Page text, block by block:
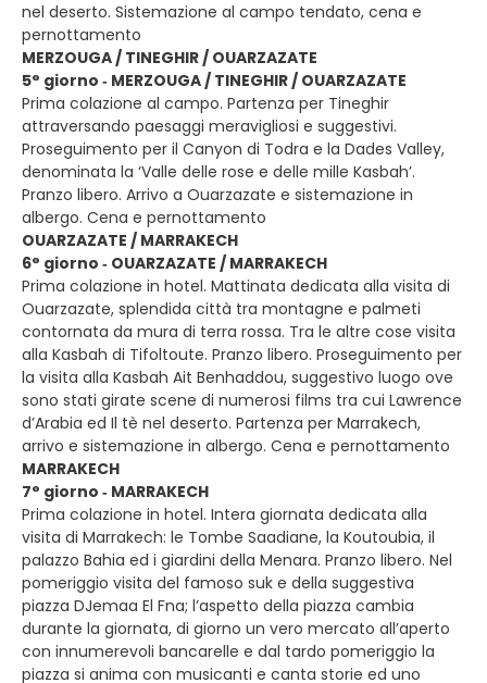
nel deserto. Sistemazione al campo tendato, cena e
pernottamento
MERZOUGA / TINEGHIR / OUARZAZATE
5° giorno ‐ MERZOUGA / TINEGHIR / OUARZAZATE
Prima colazione al campo. Partenza per Tineghir
attraversando paesaggi meravigliosi e suggestivi.
Proseguimento per il Canyon di Todra e la Dades Valley,
denominata la ‘Valle delle rose e delle mille Kasbah’.
Pranzo libero. Arrivo a Ouarzazate e sistemazione in
albergo. Cena e pernottamento
OUARZAZATE / MARRAKECH
6° giorno ‐ OUARZAZATE / MARRAKECH
Prima colazione in hotel. Mattinata dedicata alla visita di
Ouarzazate, splendida città tra montagne e palmeti
contornata da mura di terra rossa. Tra le altre cose visita
alla Kasbah di Tifoltoute. Pranzo libero. Proseguimento per
la visita alla Kasbah Ait Benhaddou, suggestivo luogo ove
sono stati girate scene di numerosi films tra cui Lawrence
d’Arabia ed Il tè nel deserto. Partenza per Marrakech,
arrivo e sistemazione in albergo. Cena e pernottamento
MARRAKECH
7° giorno ‐ MARRAKECH
Prima colazione in hotel. Intera giornata dedicata alla
visita di Marrakech: le Tombe Saadiane, la Koutoubia, il
palazzo Bahia ed i giardini della Menara. Pranzo libero. Nel
pomeriggio visita del famoso suk e della suggestiva
piazza DJemaa El Fna; l’aspetto della piazza cambia
durante la giornata, di giorno un vero mercato all’aperto
con innumerevoli bancarelle e dal tardo pomeriggio la
piazza si anima con musicanti e canta storie ed uno